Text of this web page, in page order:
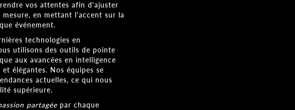
vos attentes afin d'ajuster
en mettant l'accent sur la
événement.
technologies en
utilisons des outils de pointe
aux avancées en intelligence
élégantes. Nos équipes se
actuelles, ce qui nous
supérieure.
partagée par chaque